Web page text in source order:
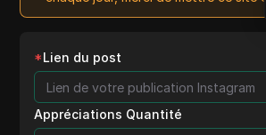
*Lien du post
Appréciations Quantité